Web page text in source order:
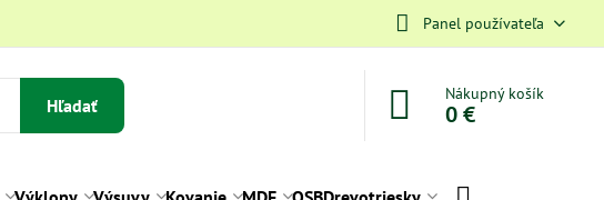
Panel používateľa
Hľadať
Nákupný košík
0 €